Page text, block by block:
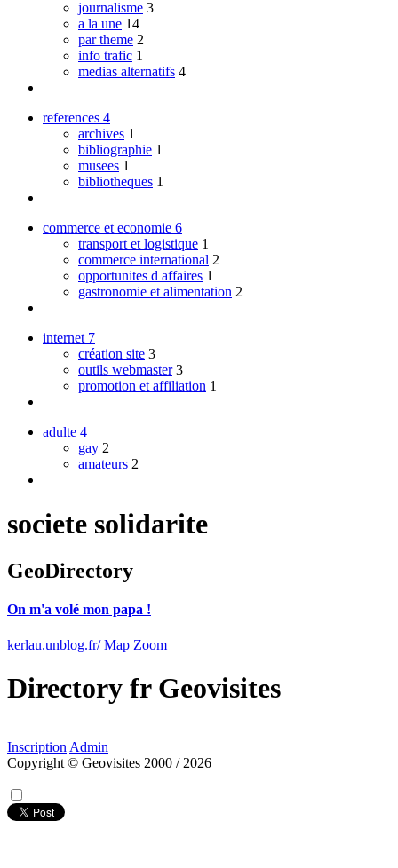
journalisme 3
a la une 14
par theme 2
info trafic 1
medias alternatifs 4
references 4
archives 1
bibliographie 1
musees 1
bibliotheques 1
commerce et economie 6
transport et logistique 1
commerce international 2
opportunites d affaires 1
gastronomie et alimentation 2
internet 7
création site 3
outils webmaster 3
promotion et affiliation 1
adulte 4
gay 2
amateurs 2
societe solidarite
GeoDirectory
On m'a volé mon papa !
kerlau.unblog.fr/ Map Zoom
Directory frGeovisites
InscriptionAdmin
Copyright © Geovisites 2000 / 2026